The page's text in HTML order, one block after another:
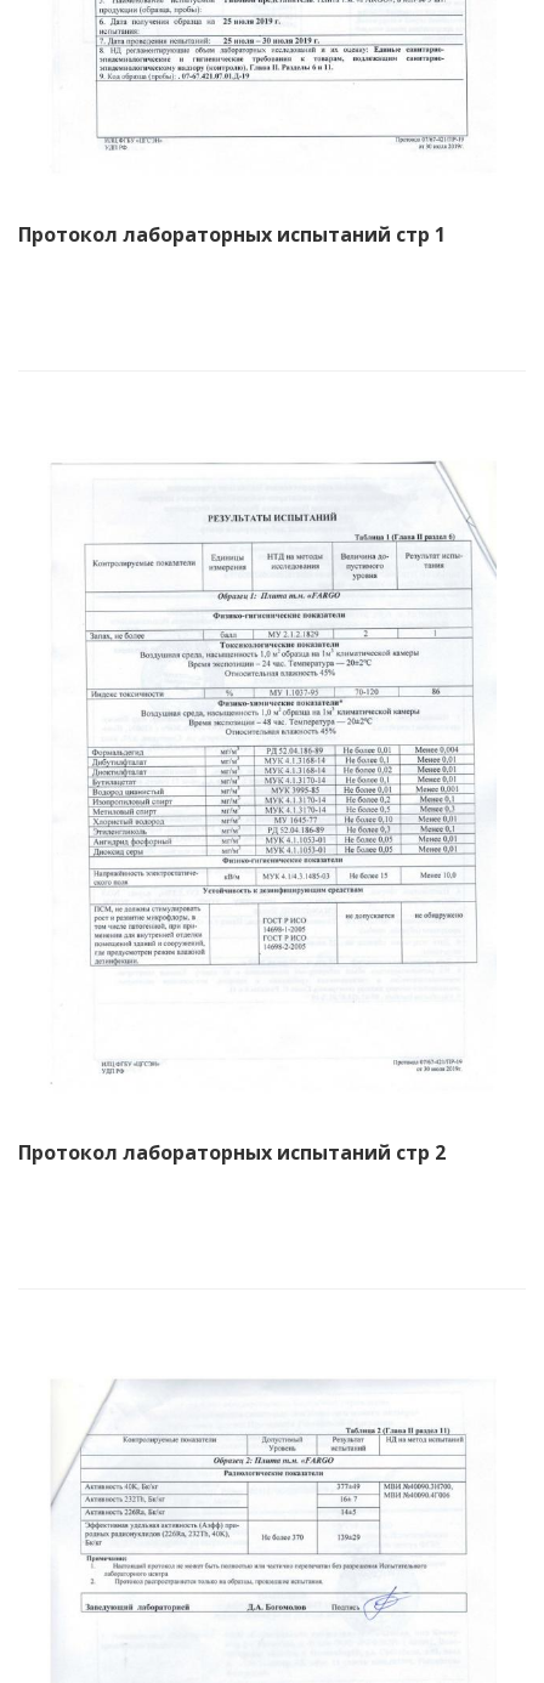
Протокол лабораторных испытаний стр 1
Протокол лабораторных испытаний стр 2